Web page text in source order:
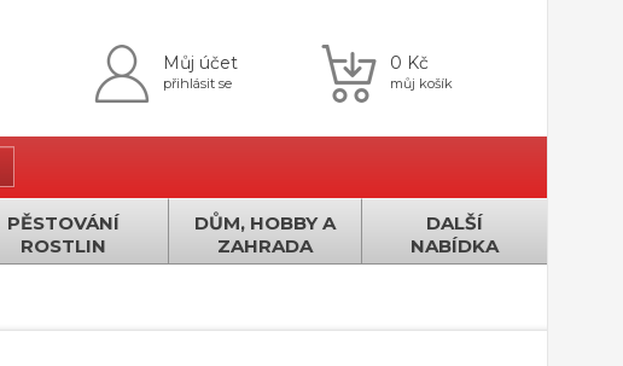
Můj účet
přihlásit se
0 Kč
můj košík
PĚSTOVÁNÍ
ROSTLIN
DŮM, HOBBY A
ZAHRADA
DALŠÍ
NABÍDKA